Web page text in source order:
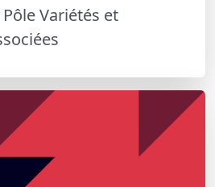
Variétés et